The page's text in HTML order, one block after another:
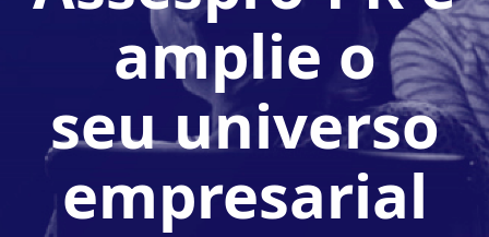
amplie o
seu universo
empresarial